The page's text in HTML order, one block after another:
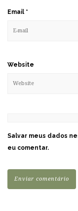
Email *
Website
Salvar meus dados
eu comentar.